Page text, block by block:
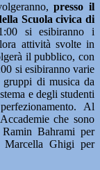
presso il
Scuola civica di
si esibiranno i
attività svolte in
il pubblico, con
si esibiranno varie
di musica da
e degli studenti
Al
che sono
Bahrami per
Ghigi per